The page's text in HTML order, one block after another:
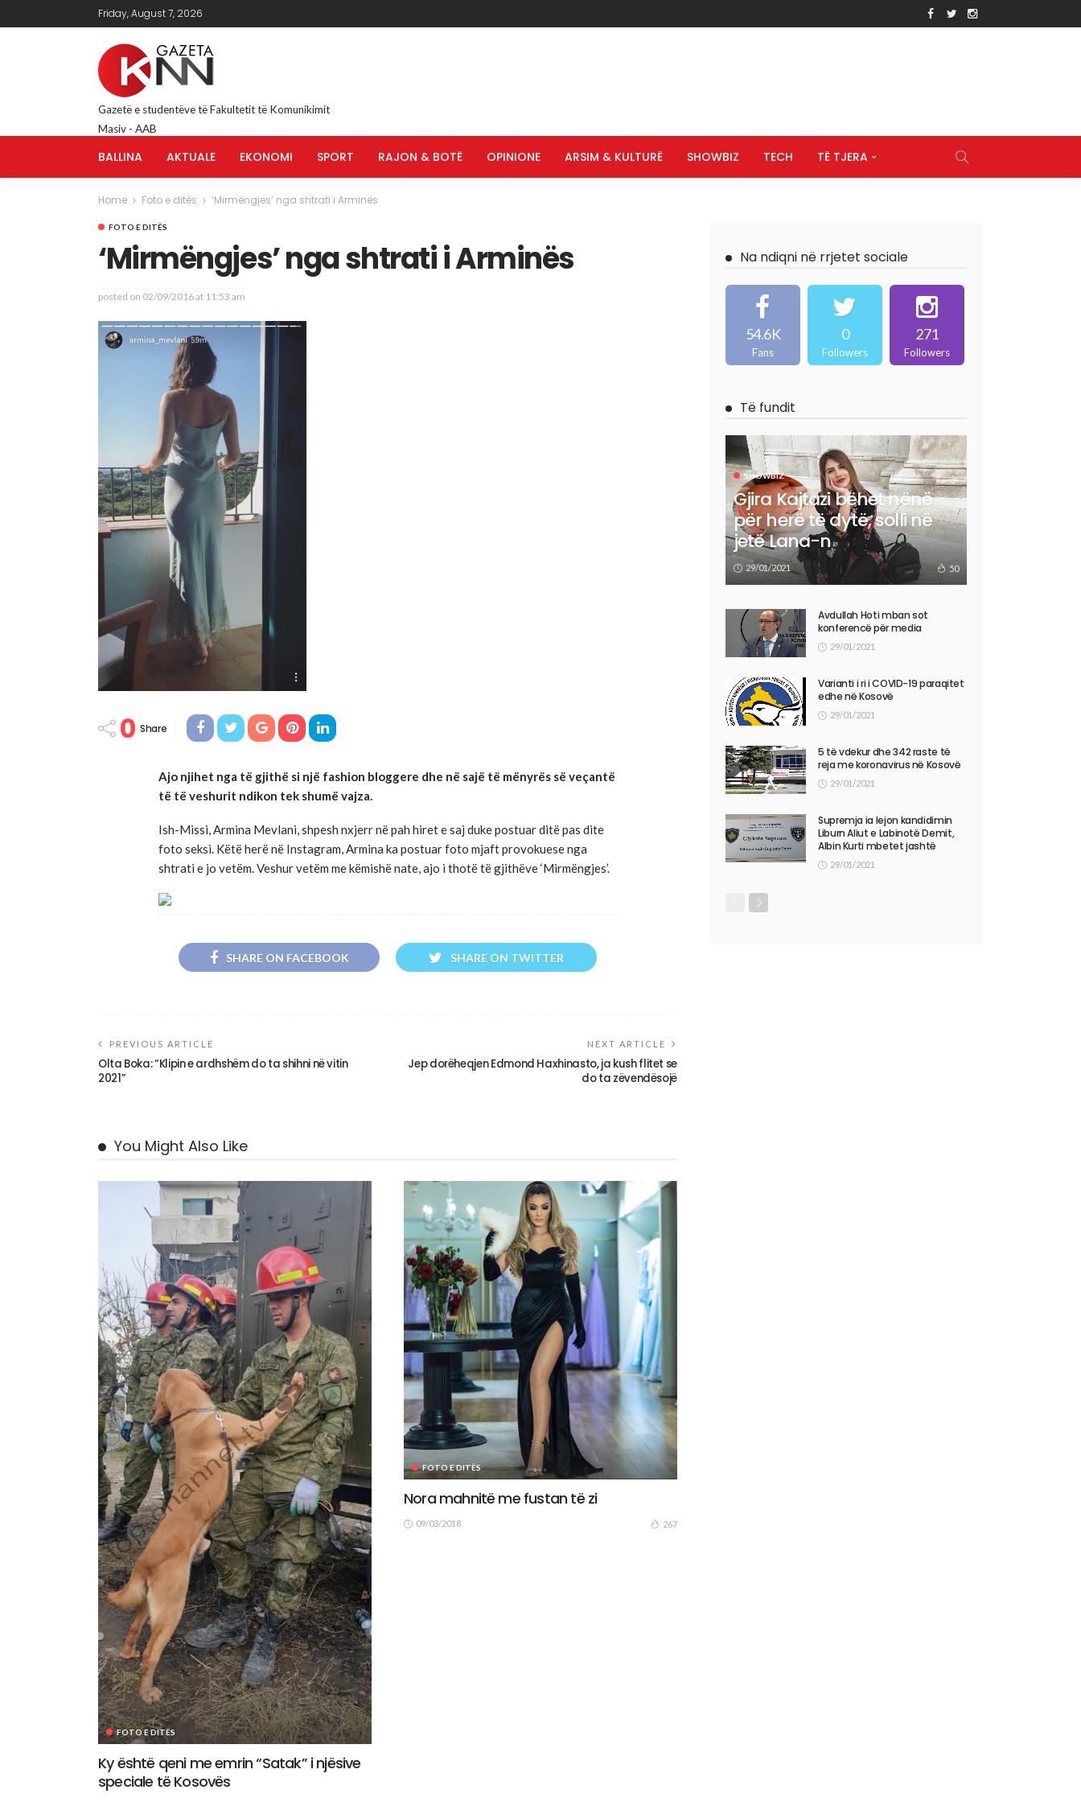
Friday, August 7, 2026
Gazetë e studentëve të Fakultetit të Komunikimit
Masiv - AAB
BALLINA AKTUALE EKONOMI SPORT RAJON & BOTË OPINIONE ARSIM & KULTURË SHOWBIZ TECH TË TJERA
Home Foto e ditës ‘Mirmëngjes’ nga shtrati i Arminës
FOTO E DITËS
‘Mirmëngjes’ nga shtrati i Arminës
posted on 02/09/2016 at 11:53 am
0 Share
Ajo njihet nga të gjithë si një fashion bloggere dhe në sajë të mënyrës së veçantë
të të veshurit ndikon tek shumë vajza.
Ish-Missi, Armina Mevlani, shpesh nxjerr në pah hiret e saj duke postuar ditë pas dite
foto seksi. Këtë herë në Instagram, Armina ka postuar foto mjaft provokuese nga
shtrati e jo vetëm. Veshur vetëm me këmishë nate, ajo i thotë të gjithëve ‘Mirmëngjes’.
SHARE ON FACEBOOK SHARE ON TWITTER
PREVIOUS ARTICLE
Olta Boka: “Klipin e ardhshëm do ta shihni në vitin
2021”
NEXT ARTICLE
Jep dorëheqjen Edmond Haxhinasto, ja kush flitet se
do ta zëvendësojë
You Might Also Like
FOTO E DITËS
Ky është qeni me emrin “Satak” i njësive
speciale të Kosovës
FOTO E DITËS
Nora mahnitë me fustan të zi
09/03/2018 267
Na ndiqni në rrjetet sociale
54.6K
Fans
0
Followers
271
Followers
Të fundit
SHOWBIZ
Gjira Kajtazi bëhet nënë
për herë të dytë, solli në
jetë Lana-n
29/01/2021 50
Avdullah Hoti mban sot
konferencë për media
29/01/2021
Varianti i ri i COVID-19 paraqitet
edhe në Kosovë
29/01/2021
5 të vdekur dhe 342 raste të
reja me koronavirus në Kosovë
29/01/2021
Supremja ia lejon kandidimin
Liburn Aliut e Labinotë Demit,
Albin Kurti mbetet jashtë
29/01/2021